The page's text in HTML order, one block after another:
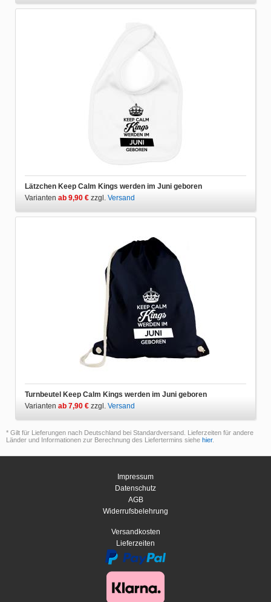
Lätzchen Keep Calm Kings werden im Juni geboren
Varianten ab 9,90 € zzgl. Versand
Turnbeutel Keep Calm Kings werden im Juni geboren
Varianten ab 7,90 € zzgl. Versand
* Gilt für Lieferungen nach Deutschland bei Standardversand. Lieferzeiten für andere
Länder und Informationen zur Berechnung des Liefertermins siehe hier.
Impressum
Datenschutz
AGB
Widerrufsbelehrung
Versandkosten
Lieferzeiten